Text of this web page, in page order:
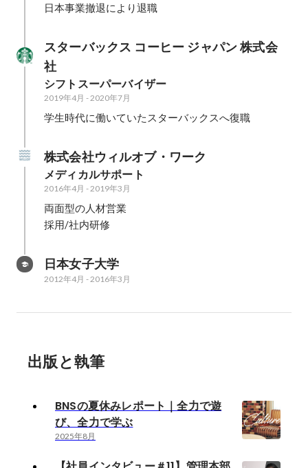
日本事業撤退により退職
スターバックス コーヒー ジャパン 株式会
社
シフトスーパーバイザー
2019年4月 - 2020年7月
学生時代に働いていたスターバックスへ復職
株式会社ウィルオブ・ワーク
メディカルサポート
2016年4月 - 2019年3月
両面型の人材営業
採用/社内研修
日本女子大学
2012年4月 - 2016年3月
出版と執筆
BNSの夏休みレポート｜全力で遊
び、全力で学ぶ
2025年8月